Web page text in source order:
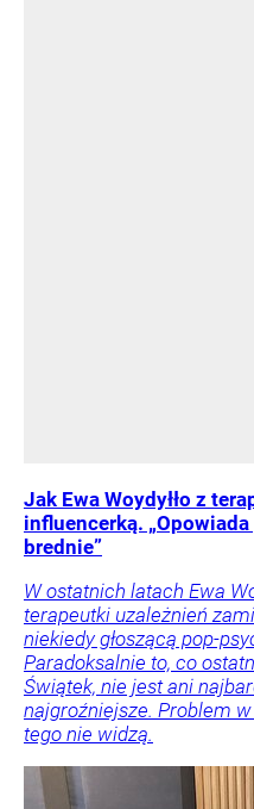
Jak Ewa Woydyłło z
influencerką.
brednie”
W ostatnich latach Ewa
terapeutki uzależnień
niekiedy głoszącą pop-
Paradoksalnie to, co
Świątek, nie jest ani
najgroźniejsze. Problem
tego nie widzą.